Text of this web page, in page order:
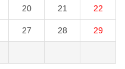
20 21 22
27 28 29